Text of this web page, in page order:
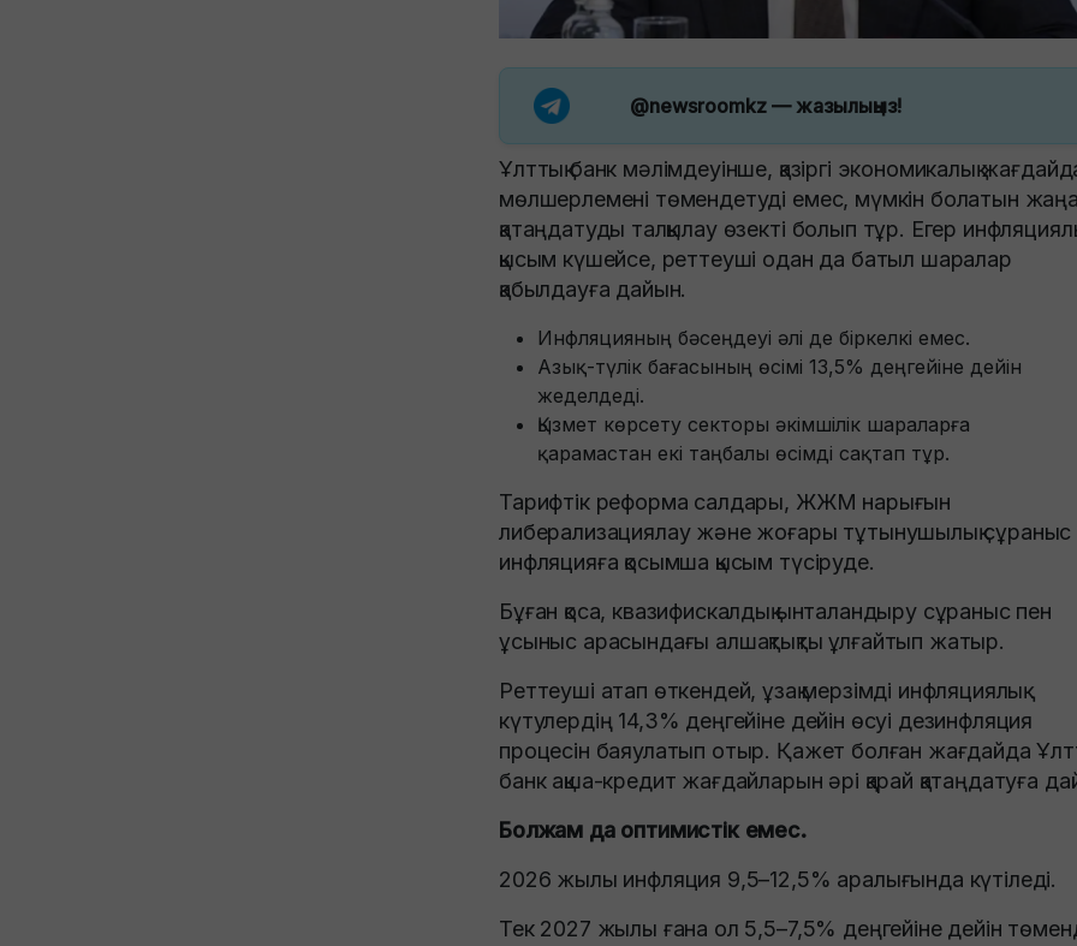
@newsroomkz— жазылыңыз!
Ұлттық банк мәлімдеуінше, қазіргі экономикалық
мөлшерлемені төмендетуді емес, мүмкін болатын жаңа
қатаңдатуды талқылау өзекті болып тұр. Егер
қысым күшейсе, реттеуші одан да батыл шаралар
қабылдауға дайын.
Инфляцияның бәсеңдеуі әлі де біркелкі емес.
Азық-түлік бағасының өсімі 13,5% деңгейіне дейін
жеделдеді.
Қызмет көрсету секторы әкімшілік шараларға
қарамастан екі таңбалы өсімді сақтап тұр.
Тарифтік реформа салдары, ЖЖМ нарығын
либерализациялау және жоғары тұтынушылық сұраныс
инфляцияға қосымша қысым түсіруде.
Бұған қоса, квазифискалдық ынталандыру сұраныс пен
ұсыныс арасындағы алшақтықты ұлғайтып жатыр.
Реттеуші атап өткендей, ұзақ мерзімді инфляциялық
күтулердің 14,3% деңгейіне дейін өсуі дезинфляция
процесін баяулатып отыр. Қажет болған жағдайда
банк ақша-кредит жағдайларын әрі қарай қатаңдатуға
Болжам да оптимистік емес.
2026 жылы инфляция 9,5–12,5% аралығында күтіледі.
Тек 2027 жылы ғана ол 5,5–7,5% деңгейіне дейін